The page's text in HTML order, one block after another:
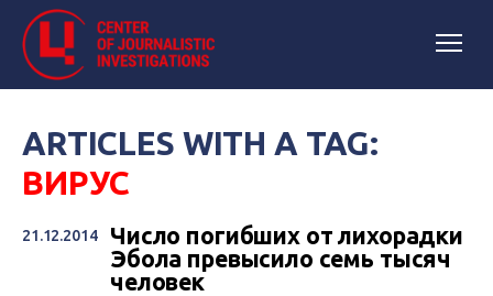
ARTICLES WITH A TAG:
ВИРУС
21.12.2014
Число погибших от лихорадки
Эбола превысило семь тысяч
человек